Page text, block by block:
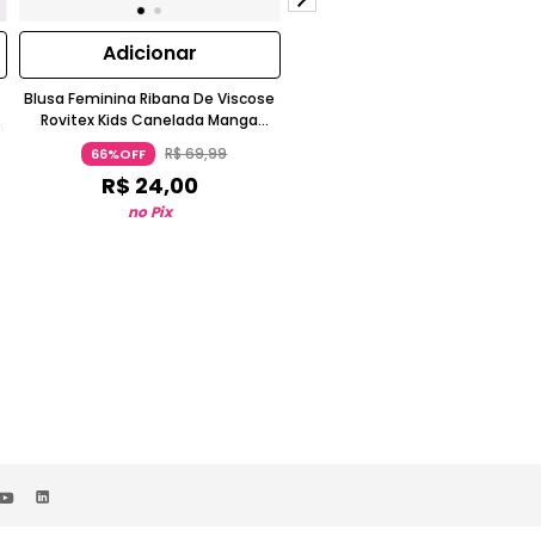
Adicionar
Blusa Feminina Ribana De Viscose
Rovitex Kids Canelada Manga
Curta Chumbo
66%OFF R$69,99
R$ 24,00
no Pix